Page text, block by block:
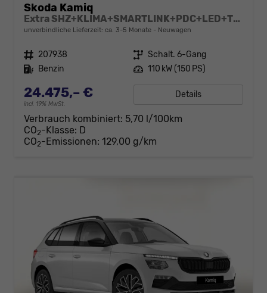
Skoda Kamiq
Extra SHZ+KLIMA+SMARTLINK+PDC+LED+TEMPOMAT
unverbindliche Lieferzeit: ca. 3-5 Monate Neuwagen
Fahrzeugnr. 207938 Getriebe Schalt. 6-Gang
Kraftstoff Benzin Leistung 110 kW (150 PS)
24.475,– €
incl. 19% MwSt.
Details
Verbrauch kombiniert: 5,70 l/100km
CO2-Klasse: D
CO2-Emissionen: 129,00 g/km